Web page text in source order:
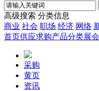
高级搜索 分类信息
商业 社会 职场 经济 网络
首页供应求购产品分类展会
采购
黄页
资讯